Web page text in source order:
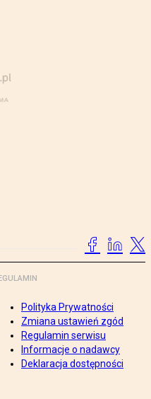
Polityka Prywatności
Zmiana ustawień zgód
Regulamin serwisu
Informacje o nadawcy
Deklaracja dostępności